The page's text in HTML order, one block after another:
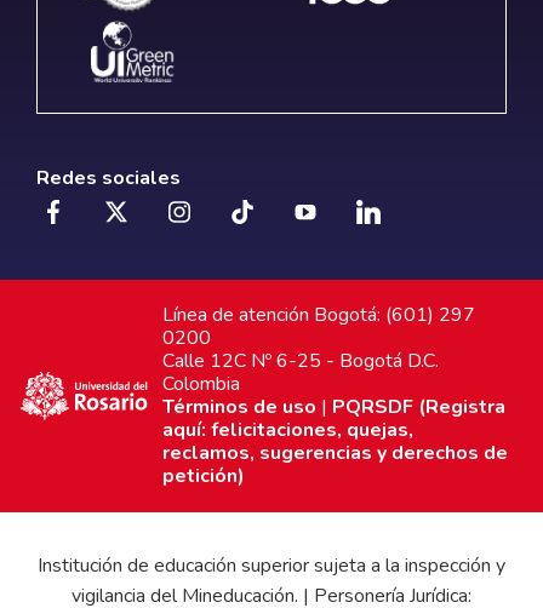
Redes sociales
Línea de atención Bogotá: (601) 297
0200
Calle 12C Nº 6-25 - Bogotá D.C.
Colombia
Términos de uso | PQRSDF (Registra
aquí: felicitaciones, quejas,
reclamos, sugerencias y derechos de
petición)
Institución de educación superior sujeta a la inspección y
vigilancia del Mineducación. | Personería Jurídica: